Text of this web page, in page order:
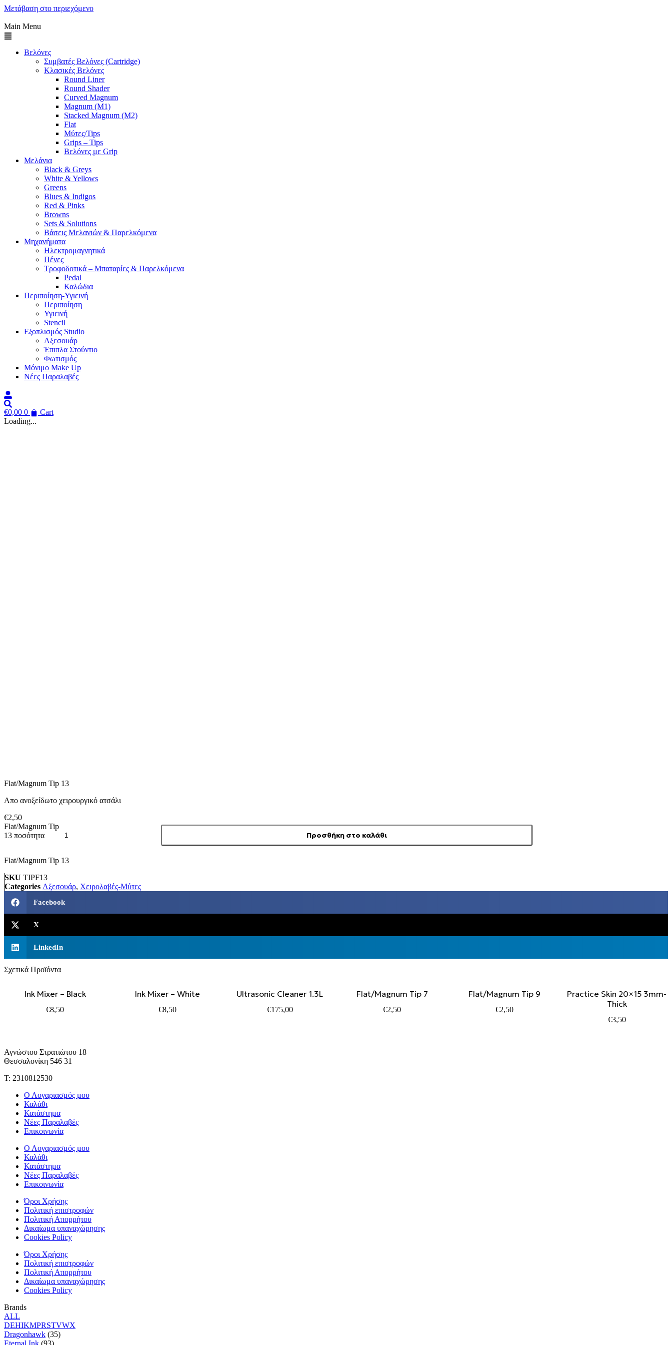
Μετάβαση στο περιεχόμενο
Main Menu
Βελόνες
Συμβατές Βελόνες (Cartridge)
Κλασικές Βελόνες
Round Liner
Round Shader
Curved Magnum
Magnum (M1)
Stacked Magnum (M2)
Flat
Μύτες/Tips
Grips – Tips
Βελόνες με Grip
Μελάνια
Black & Greys
White & Yellows
Greens
Blues & Indigos
Red & Pinks
Browns
Sets & Solutions
Βάσεις Μελανιών & Παρελκόμενα
Μηχανήματα
Ηλεκτρομαγνητικά
Πένες
Τροφοδοτικά – Μπαταρίες & Παρελκόμενα
Pedal
Καλώδια
Περιποίηση-Υγιεινή
Περιποίηση
Υγιεινή
Stencil
Εξοπλισμός Studio
Αξεσουάρ
Έπιπλα Στούντιο
Φωτισμός
Μόνιμο Make Up
Νέες Παραλαβές
€0,00 0
Cart
Loading...
Flat/Magnum Tip 13
Απο ανοξείδωτο χειρουργικό ατσάλι
€2,50
Flat/Magnum Tip
13 ποσότητα
Προσθήκη στο καλάθι
Flat/Magnum Tip 13
SKU TIPF13
Categories Αξεσουάρ, Χειρολαβές-Μύτες
Facebook
X
LinkedIn
Σχετικά Προϊόντα
Ink Mixer – Black
€8,50
Ink Mixer – White
€8,50
Ultrasonic Cleaner 1.3L
€175,00
Flat/Magnum Tip 7
€2,50
Flat/Magnum Tip 9
€2,50
Practice Skin 20×15 3mm-
Thick
€3,50
Αγνώστου Στρατιώτου 18
Θεσσαλονίκη 546 31
Τ: 2310812530
Ο Λογαριασμός μου
Καλάθι
Κατάστημα
Νέες Παραλαβές
Επικοινωνία
Ο Λογαριασμός μου
Καλάθι
Κατάστημα
Νέες Παραλαβές
Επικοινωνία
Όροι Χρήσης
Πολιτική επιστροφών
Πολιτική Απορρήτου
Δικαίωμα υπαναχώρησης
Cookies Policy
Όροι Χρήσης
Πολιτική επιστροφών
Πολιτική Απορρήτου
Δικαίωμα υπαναχώρησης
Cookies Policy
Brands
ALL
DEHIKMPRSTVWX
Dragonhawk (35)
Eternal Ink (93)